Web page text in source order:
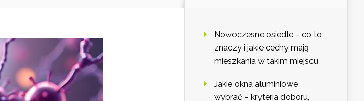
Nowoczesne osiedle – co to
znaczy i jakie cechy mają
mieszkania w takim miejscu
Jakie okna aluminiowe
wybrać – kryteria doboru,